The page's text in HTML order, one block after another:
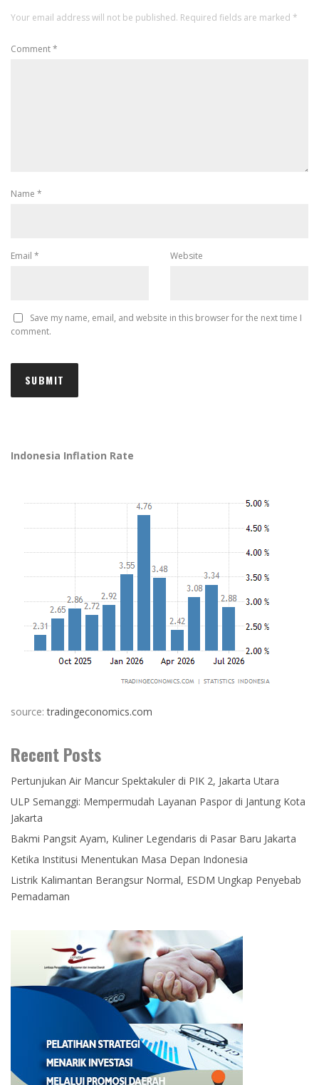
Your email address will not be published. Required fields are marked *
Comment*
Name *
Email * Website
Save my name, email, and website in this browser for the next time I
comment.
Indonesia Inflation Rate
source:tradingeconomics.com
Recent Posts
Pertunjukan Air Mancur Spektakuler di PIK 2, Jakarta Utara
ULP Semanggi: Mempermudah Layanan Paspor di Jantung Kota
Jakarta
Bakmi Pangsit Ayam, Kuliner Legendaris di Pasar Baru Jakarta
Ketika Institusi Menentukan Masa Depan Indonesia
Listrik Kalimantan Berangsur Normal, ESDM Ungkap Penyebab
Pemadaman